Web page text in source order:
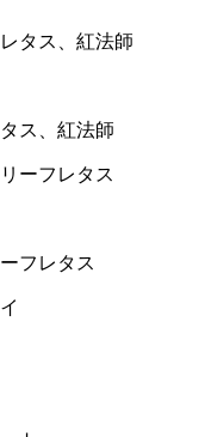
ス、紅法師
フレタス